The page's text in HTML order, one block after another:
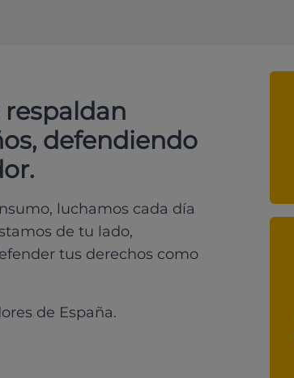
respaldan
defendiendo
luchamos cada día
de tu lado,
tus derechos como
de España.